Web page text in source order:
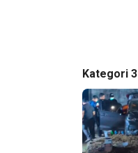
Kategori 3